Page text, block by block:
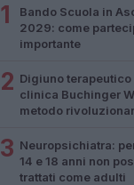
1
Bando Scuola in
2029: come
importante
2 Digiuno
clinica Buchinger
metodo
3 Neuropsichiatra:
14 e 18 anni non
trattati come adulti